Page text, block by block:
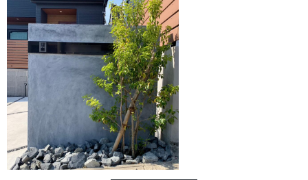
を引き立てる役割を持つ樹木のことです。その存在感ある佇まい
は、訪れる人々を迎え入れるだけでなく、住む人々に癒しを提供し
ます。
そして今回は、シンボルツリーで人気のアオダモについて詳しく書
いていこうと思います！